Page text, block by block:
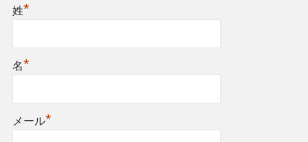
姓*
名*
メール*